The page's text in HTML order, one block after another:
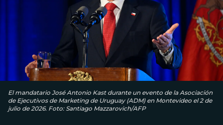
El mandatario José Antonio Kast durante un evento de la Asociación
de Ejecutivos de Marketing de Uruguay (ADM) en Montevideo el 2 de
julio de 2026. Foto: Santiago Mazzarovich/AFP